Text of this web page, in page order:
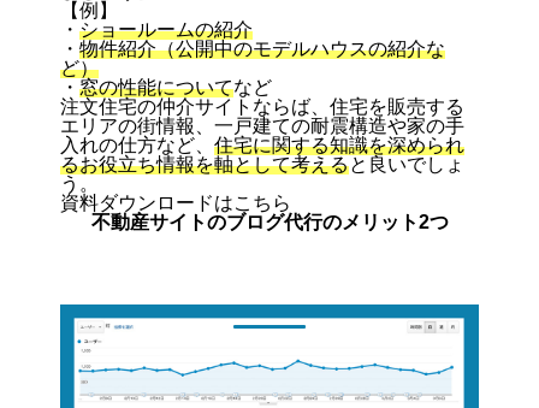
【例】
・ ショールームの紹介
・ 物件紹介（公開中のモデルハウスの紹介な
ど）
・ 窓の性能についてなど
注文住宅の仲介サイトならば、住宅を販売する
エリアの街情報、一戸建ての耐震構造や家の手
入れの仕方など、 住宅に関する知識を深められ
るお役立ち情報を軸として考えると良いでしょ
う。
資料ダウンロードはこちら
不動産サイトのブログ代行のメリット2つ